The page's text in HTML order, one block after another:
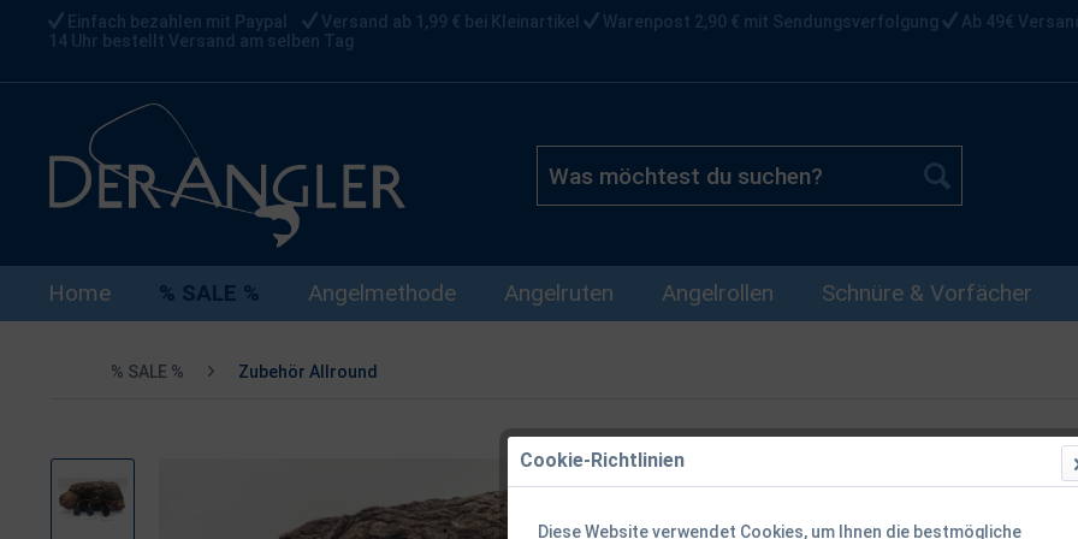
Einfach bezahlen mit Paypal Versand ab 1,99 € bei Kleinartikel Warenpost 2,90 € mit Sendungsverfolgung Ab 49€
14 Uhr bestellt Versand am selben Tag
Home % SALE % Angelmethode Angelruten Angelrollen Schnüre & Vorfächer
% SALE % Zubehör Allround
Aufroller 3
Cookie-Richtlinien
Diese Website verwendet Cookies, um Ihnen die bestmögliche